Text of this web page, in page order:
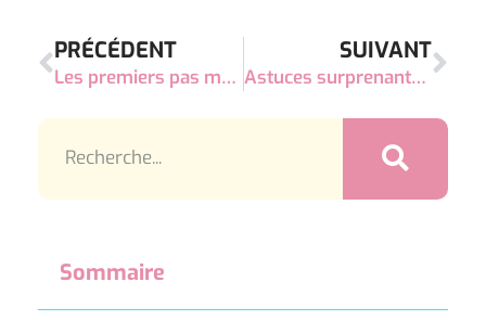
PRÉCÉDENT
Les premiers pas magiques de bébé : l’aventure commence !
SUIVANT
Astuces surprenantes pour encourager bébé à s’asseoir enfin tout seul !
Sommaire